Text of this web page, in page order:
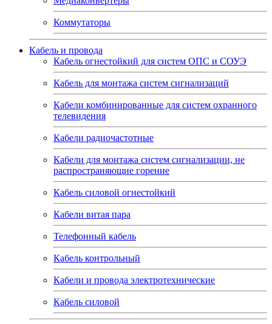
Коммутаторы
Кабель и провода
Кабель огнестойкий для систем ОПС и СОУЭ
Кабель для монтажа систем сигнализаций
Кабели комбинированные для систем охранного
телевидения
Кабели радиочастотные
Кабели для монтажа систем сигнализации, не
распространяющие горение
Кабель силовой огнестойкий
Кабели витая пара
Телефонный кабель
Кабель контрольный
Кабели и провода электротехнические
Кабель силовой